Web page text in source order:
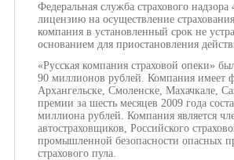
Федеральная служба страхового
лицензию на осуществление
компания в установленный срок не
основанием для приостановления
«Русская компания страховой опеки»
90 миллионов рублей. Компания имеет
Архангельске, Смоленске, Махачкале,
премии за шесть месяцев 2009 года
миллиона рублей. Компания является
автостраховщиков, Российского
промышленной безопасности опасных
страхового пула.